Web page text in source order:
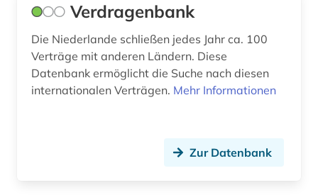
sozialer wohnungsbau (1)
sozialgeschichte (1)
sozialismus (1)
sozialversicherung (1)
Verdragenbank
Die Niederlande schließen jedes Jahr ca. 100
Verträge mit anderen Ländern. Diese
Datenbank ermöglicht die Suche nach diesen
internationalen Verträgen. Mehr Informationen
Zur Datenbank